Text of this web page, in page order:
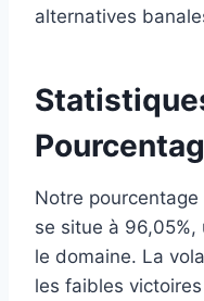
alternatives
Notre
se situe à
le domaine. La
les faibles